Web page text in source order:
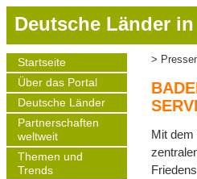
r
Deutsche Länder
Main
navigation
Startseite
Über das Portal
Deutsche Länder
Partnerschaften
weltweit
Themen und
Trends
Mit dem